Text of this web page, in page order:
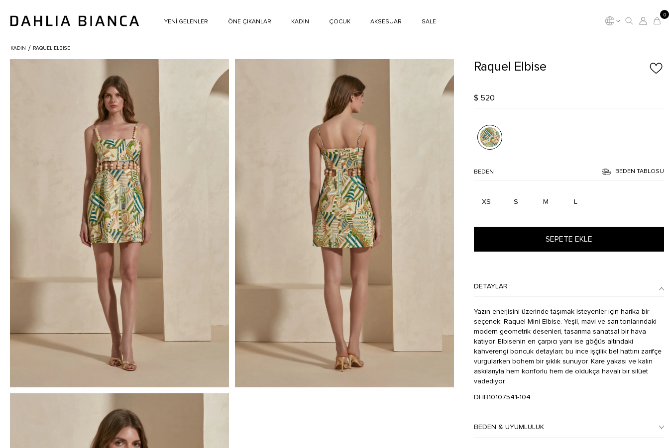
YENİ GELENLER ÖNE ÇIKANLAR KADIN ÇOCUK AKSESUAR SALE
0
KADIN / RAQUEL ELBISE
Raquel Elbise
$ 520
BEDEN BEDEN TABLOSU
XS S M L
SEPETE EKLE
DETAYLAR
Yazın enerjisini üzerinde taşımak isteyenler için harika bir
seçenek: Raquel Mini Elbise. Yeşil, mavi ve sarı tonlarındaki
modern geometrik desenleri, tasarıma sanatsal bir hava
katıyor. Elbisenin en çarpıcı yanı ise göğüs altındaki
kahverengi boncuk detayları; bu ince işçilik bel hattını zarifçe
vurgularken bohem bir şıklık sunuyor. Kare yakası ve kalın
askılarıyla hem konforlu hem de oldukça havalı bir silüet
vadediyor.
DHB10107541-104
BEDEN & UYUMLULUK